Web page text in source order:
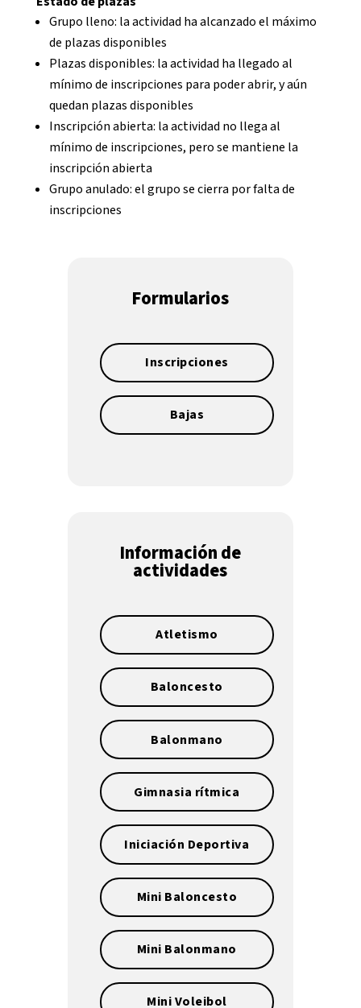
Grupo lleno: la actividad ha alcanzado el máximo
de plazas disponibles
Plazas disponibles: la actividad ha llegado al
mínimo de inscripciones para poder abrir, y aún
quedan plazas disponibles
Inscripción abierta: la actividad no llega al
mínimo de inscripciones, pero se mantiene la
inscripción abierta
Grupo anulado: el grupo se cierra por falta de
inscripciones
Formularios
Inscripciones
Bajas
Información de
actividades
Atletismo
Baloncesto
Balonmano
Gimnasia rítmica
Iniciación Deportiva
Mini Baloncesto
Mini Balonmano
Mini Voleibol